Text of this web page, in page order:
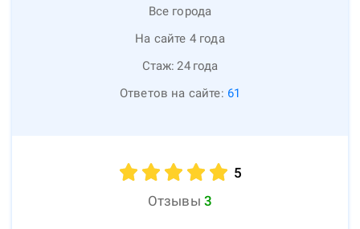
Все города
На сайте 4 года
Стаж: 24 года
Ответов на сайте: 61
5
Отзывы 3